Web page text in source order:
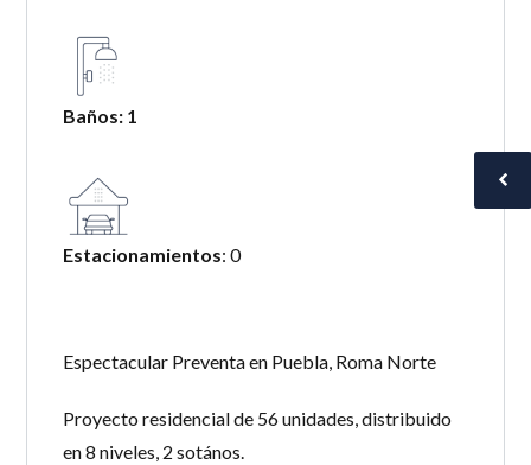
Baños: 1
Estacionamientos: 0
Espectacular Preventa en Puebla, Roma Norte
Proyecto residencial de 56 unidades, distribuido
en 8 niveles, 2 sotános.